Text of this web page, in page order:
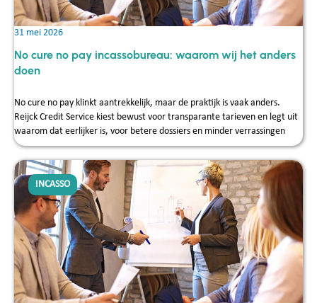
31 mei 2026
No cure no pay incassobureau: waarom wij het anders
doen
No cure no pay klinkt aantrekkelijk, maar de praktijk is vaak anders.
Reijck Credit Service kiest bewust voor transparante tarieven en legt uit
waarom dat eerlijker is, voor betere dossiers en minder verrassingen
INCASSO